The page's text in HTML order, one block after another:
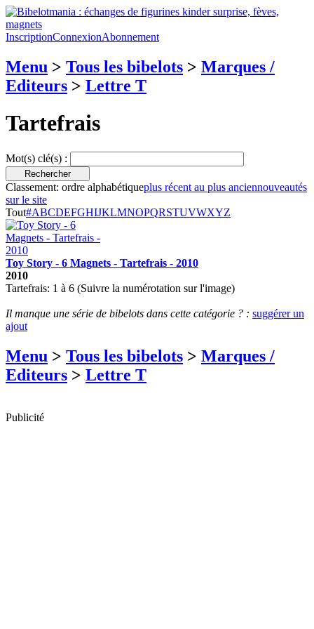
InscriptionConnexionAbonnement
Menu > Tous les bibelots > Marques /
Editeurs > Lettre T
Tartefrais
Mot(s) clé(s) :
Classement: ordre alphabétiqueplus récent au plus anciennouveautés
sur le site
Tout#ABCDEFGHIJKLMNOPQRSTUVWXYZ
Toy Story - 6 Magnets - Tartefrais - 2010
2010
Tartefrais: 1 à 6 (Suivre la numérotation sur l'image)
Il manque une série de bibelots dans cette catégorie ? : suggérer un
ajout
Menu > Tous les bibelots > Marques /
Editeurs > Lettre T
Publicité